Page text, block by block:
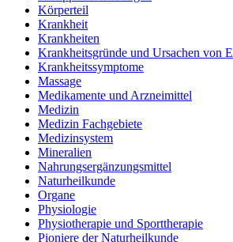
Körperteil
Krankheit
Krankheiten
Krankheitsgründe und Ursachen von
Krankheitssymptome
Massage
Medikamente und Arzneimittel
Medizin
Medizin Fachgebiete
Medizinsystem
Mineralien
Nahrungsergänzungsmittel
Naturheilkunde
Organe
Physiologie
Physiotherapie und Sporttherapie
Pioniere der Naturheilkunde